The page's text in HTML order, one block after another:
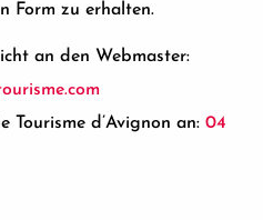
Form zu erhalten.
an den Webmaster:
Tourisme d’Avignon an: 04